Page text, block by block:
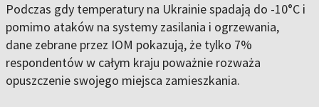
Podczas gdy temperatury na Ukrainie spadają do -10°C i
pomimo ataków na systemy zasilania i ogrzewania,
dane zebrane przez IOM pokazują, że tylko 7%
respondentów w całym kraju poważnie rozważa
opuszczenie swojego miejsca zamieszkania.